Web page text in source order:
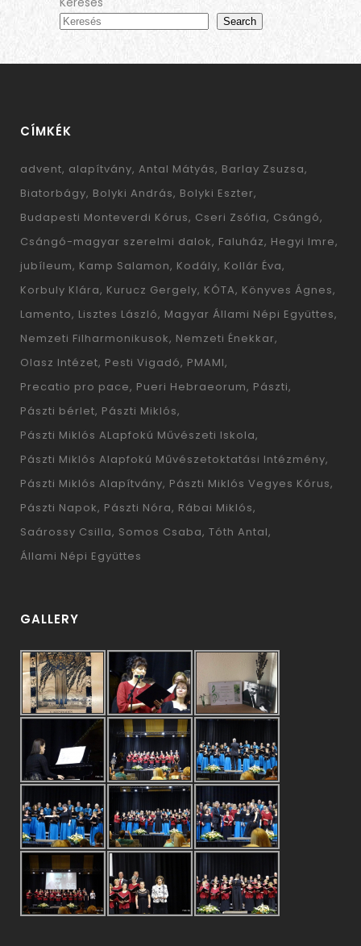
Search
CÍMKÉK
advent alapítvány Antal Mátyás Barlay Zsuzsa
Biatorbágy Bolyki András Bolyki Eszter
Budapesti Monteverdi Kórus Cseri Zsófia Csángó
Csángó-magyar szerelmi dalok Faluház Hegyi Imre
jubíleum Kamp Salamon Kodály Kollár Éva
Korbuly Klára Kurucz Gergely KÓTA Könyves Ágnes
Lamento Lisztes László Magyar Állami Népi Együttes
Nemzeti Filharmonikusok Nemzeti Énekkar
Olasz Intézet Pesti Vigadó PMAMI
Precatio pro pace Pueri Hebraeorum Pászti
Pászti bérlet Pászti Miklós
Pászti Miklós ALapfokú Művészeti Iskola
Pászti Miklós Alapfokú Művészetoktatási Intézmény
Pászti Miklós Alapítvány Pászti Miklós Vegyes Kórus
Pászti Napok Pászti Nóra Rábai Miklós
Saárossy Csilla Somos Csaba Tóth Antal
Állami Népi Együttes
GALLERY